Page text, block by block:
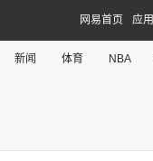
网易首页 应用
新闻 体育 NBA